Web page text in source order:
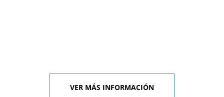
VER MÁS INFORMACIÓN